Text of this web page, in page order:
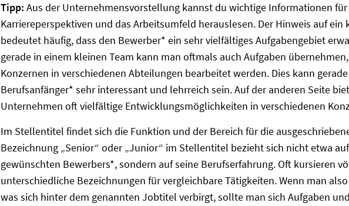
Tipp: Aus der Unternehmensvorstellung kannst du wichtige Informationen für
Karriereperspektiven und das Arbeitsumfeld herauslesen. Der Hinweis auf ein
bedeutet häufig, dass den Bewerber* ein sehr vielfältiges Aufgabengebiet
gerade in einem kleinen Team kann man oftmals auch Aufgaben
Konzernen in verschiedenen Abteilungen bearbeitet werden. Dies kann
Berufsanfänger* sehr interessant und lehrreich sein. Auf der anderen Seite
Unternehmen oft vielfältige Entwicklungsmöglichkeiten in verschiedenen
Im Stellentitel findet sich die Funktion und der Bereich für die
Bezeichnung „Senior“ oder „Junior“ im Stellentitel bezieht sich nicht etwa
gewünschten Bewerbers*, sondern auf seine Berufserfahrung. Oft kursieren
unterschiedliche Bezeichnungen für vergleichbare Tätigkeiten. Wenn man
was sich hinter dem genannten Jobtitel verbirgt, sollte man sich Aufgaben